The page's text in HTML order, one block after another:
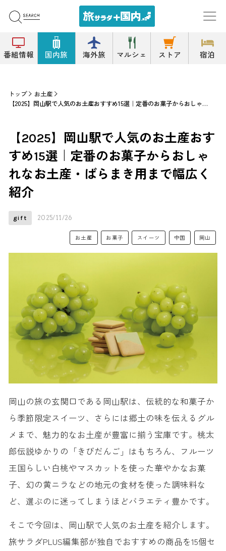
番組情報 国内旅 海外旅 マルシェ ストア 宿泊
トップ
お土産
【2025】岡山駅で人気のお土産おすすめ15選｜定番のお菓子からおしゃれなお土産・ばらまき用まで幅広く紹介
【2025】岡山駅で人気のお土産おす
すめ15選｜定番のお菓子からおしゃ
れなお土産・ばらまき用まで幅広く
紹介
gift 2025/11/26
お土産 お菓子 スイーツ 中国 岡山
岡山の旅の玄関口である岡山駅は、伝統的な和菓子か
ら季節限定スイーツ、さらには郷土の味を伝えるグル
メまで、魅力的なお土産が豊富に揃う宝庫です。桃太
郎伝説ゆかりの「きびだんご」はもちろん、フルーツ
王国らしい白桃やマスカットを使った華やかなお菓
子、幻の黄ニラなどの地元の食材を使った調味料な
ど、選ぶのに迷ってしまうほどバラエティ豊かです。
そこで今回は、岡山駅で人気のお土産を紹介します。
旅サラダPLUS編集部が独自でおすすめの商品を15個セ